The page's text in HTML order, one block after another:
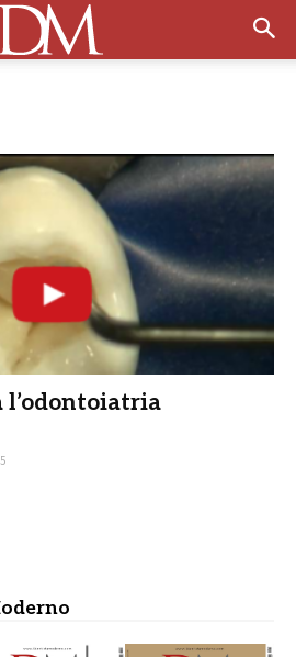
l’odontoiatria